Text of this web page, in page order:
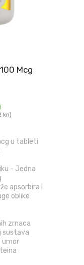
Mcg
kn)
u tableti
- Jedna
apsorbira i
oblike
zrnaca
sustava
umor